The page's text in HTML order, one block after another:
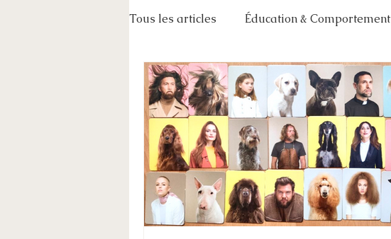
Tous les articles Éducation & Comportement